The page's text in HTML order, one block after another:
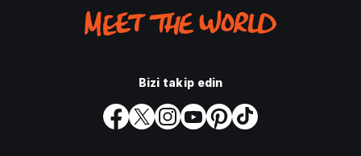
Bizi takip edin